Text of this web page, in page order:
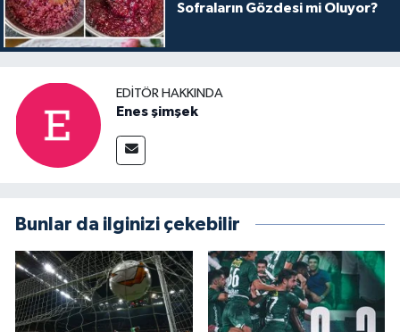
Sofraların Gözdesi mi Oluyor?
EDITÖR HAKKINDA
Enes şimşek
Bunlar da ilginizi çekebilir